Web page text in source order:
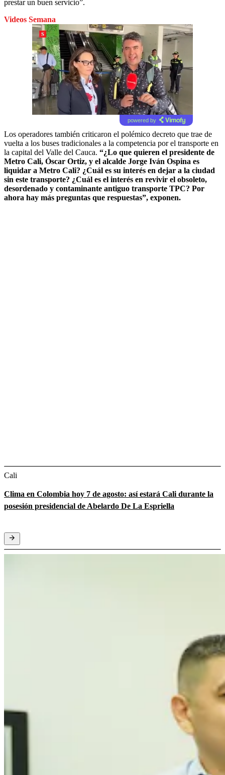
prestar un buen servicio”.
Videos Semana
powered by
Los operadores también criticaron el polémico decreto que trae de
vuelta a los buses tradicionales a la competencia por el transporte en
la capital del Valle del Cauca. “¿Lo que quieren el presidente de
Metro Cali, Óscar Ortiz, y el alcalde Jorge Iván Ospina es
liquidar a Metro Cali? ¿Cuál es su interés en dejar a la ciudad
sin este transporte? ¿Cuál es el interés en revivir el obsoleto,
desordenado y contaminante antiguo transporte TPC? Por
ahora hay más preguntas que respuestas”, exponen.
Cali
Clima en Colombia hoy 7 de agosto: así estará Cali durante la
posesión presidencial de Abelardo De La Espriella